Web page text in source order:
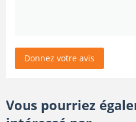
Donnez votre avis
Vous pourriez